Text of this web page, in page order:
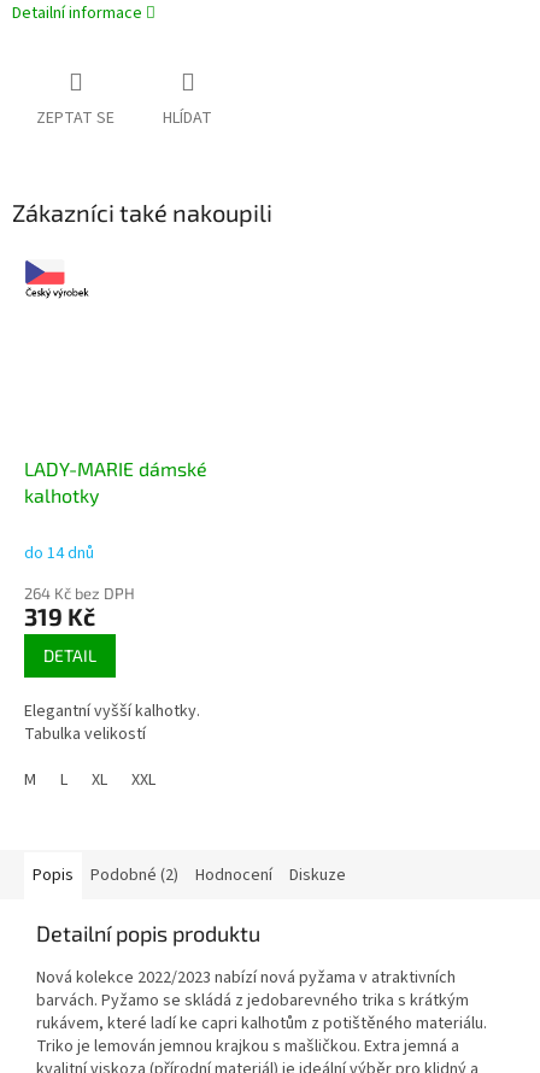
Detailní informace
ZEPTAT SE HLÍDAT
Zákazníci také nakoupili
LADY-MARIE dámské
kalhotky
do 14 dnů
264 Kč bez DPH
319 Kč
DETAIL
Elegantní vyšší kalhotky.
Tabulka velikostí
M
L XL XXL
Popis Podobné (2) Hodnocení Diskuze
Detailní popis produktu
Nová kolekce 2022/2023 nabízí nová pyžama v atraktivních
barvách. Pyžamo se skládá z jedobarevného trika s krátkým
rukávem, které ladí ke capri kalhotům z potištěného materiálu.
Triko je lemován jemnou krajkou s mašličkou. Extra jemná a